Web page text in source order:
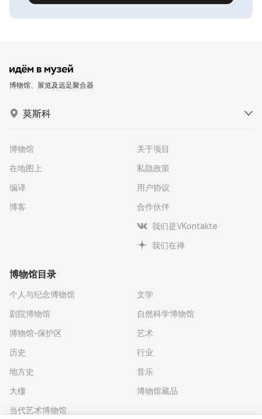
博物馆、展览及远足聚合器
莫斯科
博物馆
在地图上
编译
博客
关于项目
私隐政策
用户协议
合作伙伴
我们是VKontakte
我们在禅
博物馆目录
个人与纪念博物馆
剧院博物馆
博物馆-保护区
历史
地方史
大樓
当代艺术博物馆
文学
自然科学博物馆
艺术
行业
音乐
博物馆藏品